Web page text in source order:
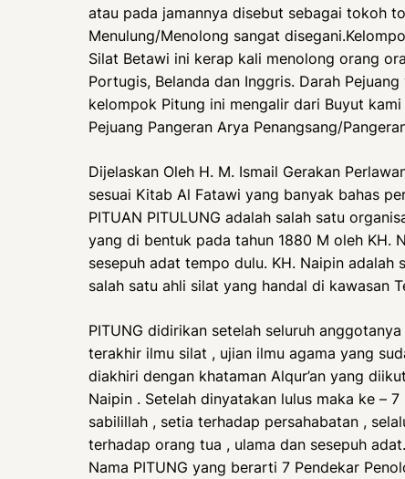
atau pada jamannya disebut sebagai tokoh
Menulung/Menolong sangat
Silat Betawi ini kerap kali menolong orang
Portugis, Belanda dan Inggris. Darah
kelompok Pitung ini mengalir dari Buyut
Pejuang Pangeran Arya Penangsang/
Dijelaskan Oleh H. M. Ismail Gerakan
sesuai Kitab Al Fatawi yang banyak bahas
PITUAN PITULUNG adalah salah satu
yang di bentuk pada tahun 1880 M oleh KH.
sesepuh adat tempo dulu. KH. Naipin
salah satu ahli silat yang handal di kawasan
PITUNG didirikan setelah seluruh
terakhir ilmu silat , ujian ilmu agama yang
diakhiri dengan khataman Alqur’an yang
Naipin . Setelah dinyatakan lulus maka ke –
sabilillah , setia terhadap persahabatan ,
terhadap orang tua , ulama dan sesepuh adat.
Nama PITUNG yang berarti 7 Pendekar